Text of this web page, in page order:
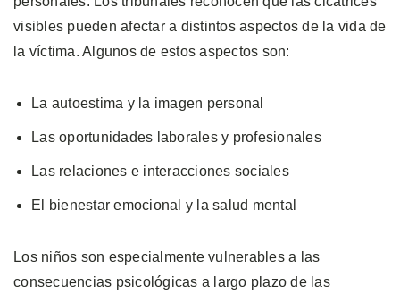
visibles pueden afectar a distintos aspectos de la vida de
la víctima. Algunos de estos aspectos son:
La autoestima y la imagen personal
Las oportunidades laborales y profesionales
Las relaciones e interacciones sociales
El bienestar emocional y la salud mental
Los niños son especialmente vulnerables a las
consecuencias psicológicas a largo plazo de las